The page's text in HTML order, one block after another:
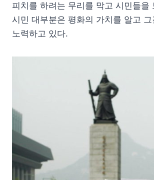
피치를 하려는 무리를 막고 시민들을
시민 대부분은 평화의 가치를 알고 그
노력하고 있다.